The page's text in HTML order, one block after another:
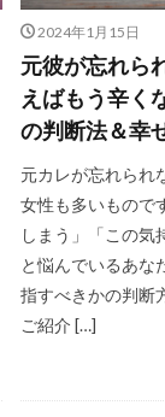
2024年1月15日
元彼が忘れら
えばもう辛く
の判断法＆幸
元カレが忘れられ
女性も多いもので
しまう」「この気
と悩んでいるあな
指すべきかの判断
ご紹介 […]